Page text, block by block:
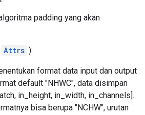
padding yang akan
Attrs ):
format data input dan output
default "NHWC", data disimpan
in_height, in_width, in_channels].
bisa berupa "NCHW", urutan